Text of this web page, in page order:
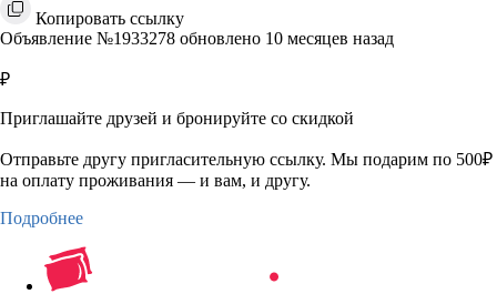
Копировать ссылку
Объявление №1933278 обновлено 10 месяцев назад
₽
Приглашайте друзей и бронируйте со скидкой
Отправьте другу пригласительную ссылку. Мы подарим по 500₽
на оплату проживания — и вам, и другу.
Подробнее